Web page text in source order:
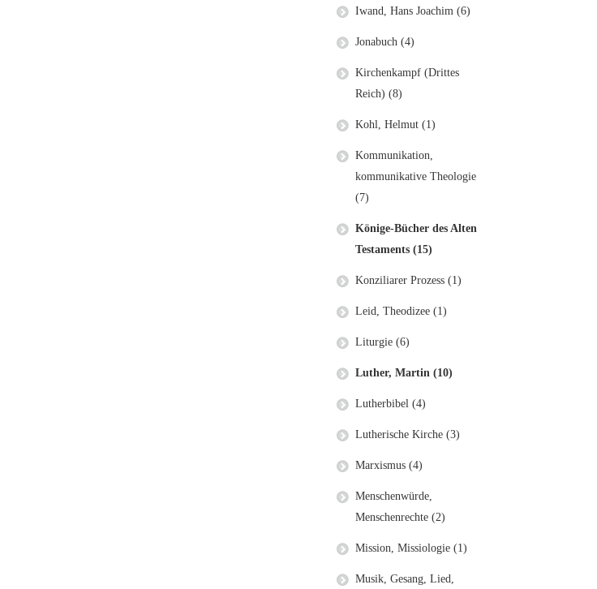
Iwand, Hans Joachim (6)
Jonabuch (4)
Kirchenkampf (Drittes
Reich) (8)
Kohl, Helmut (1)
Kommunikation,
kommunikative Theologie
(7)
Könige-Bücher des Alten
Testaments (15)
Konziliarer Prozess (1)
Leid, Theodizee (1)
Liturgie (6)
Luther, Martin (10)
Lutherbibel (4)
Lutherische Kirche (3)
Marxismus (4)
Menschenwürde,
Menschenrechte (2)
Mission, Missiologie (1)
Musik, Gesang, Lied,